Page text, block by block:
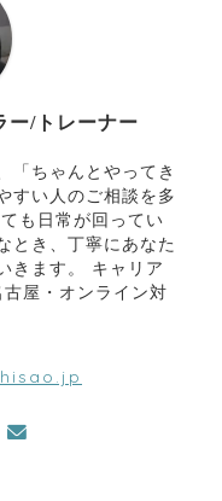
ー/トレーナー
「ちゃんとやってき
すい人のご相談を多
も日常が回ってい
とき、丁寧にあなた
きます。 キャリア
屋・オンライン対